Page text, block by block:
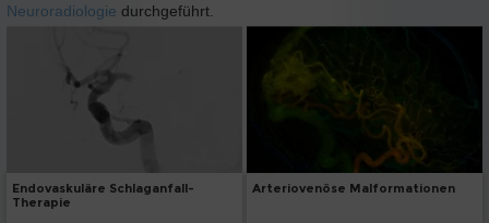
Neuroradiologie durchgeführt.
Endovaskuläre Schlaganfall-
Therapie
Arteriovenöse Malformationen